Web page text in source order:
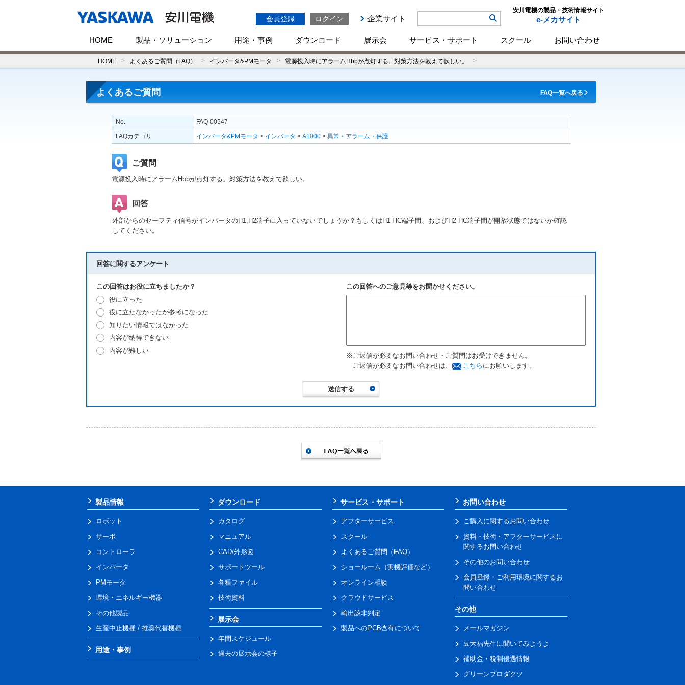
会員登録 ログイン 企業サイト
安川電機の製品・技術情報サイト
e-メカサイト
HOME 製品・ソリューション 用途・事例 ダウンロード 展示会 サービス・サポート スクール お問い合わせ
HOME よくあるご質問（FAQ） インバータ&PMモータ 電源投入時にアラームHbbが点灯する。対策方法を教えて欲しい。
よくあるご質問 FAQ一覧へ戻る
No.
FAQ-00547
FAQカテゴリ
インバータ&PMモータ > インバータ > A1000 > 異常・アラーム・保護
ご質問
電源投入時にアラームHbbが点灯する。対策方法を教えて欲しい。
回答
外部からのセーフティ信号がインバータのH1,H2端子に入っていないでしょうか？もしくはH1-HC端子間、およびH2-HC端子間が開放状態ではないか確認
してください。
回答に関するアンケート
この回答はお役に立ちましたか？
役に立った
役に立たなかったが参考になった
知りたい情報ではなかった
内容が納得できない
内容が難しい
この回答へのご意見等をお聞かせください。
※ご返信が必要なお問い合わせ・ご質問はお受けできません。
ご返信が必要なお問い合わせは、
こちら にお願いします。
製品情報
ロボット
サーボ
コントローラ
インバータ
PMモータ
環境・エネルギー機器
その他製品
生産中止機種 / 推奨代替機種
用途・事例
ダウンロード
カタログ
マニュアル
CAD/外形図
サポートツール
各種ファイル
技術資料
展示会
年間スケジュール
過去の展示会の様子
サービス・サポート
アフターサービス
スクール
よくあるご質問（FAQ）
ショールーム（実機評価など）
オンライン相談
クラウドサービス
輸出該非判定
製品へのPCB含有について
お問い合わせ
ご購入に関するお問い合わせ
資料・技術・アフターサービスに
関するお問い合わせ
その他のお問い合わせ
会員登録・ご利用環境に関するお
問い合わせ
その他
メールマガジン
豆大福先生に聞いてみようよ
補助金・税制優遇情報
グリーンプロダクツ